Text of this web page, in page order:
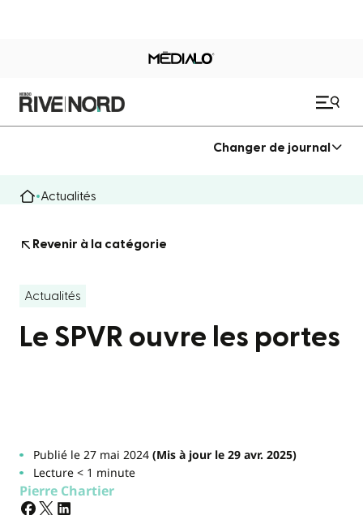
Changer de journal
Actualités
Revenir à la catégorie
Actualités
Le SPVR ouvre les portes
Publié le 27 mai 2024(Mis à jour le 29 avr. 2025)
Lecture < 1 minute
Pierre Chartier